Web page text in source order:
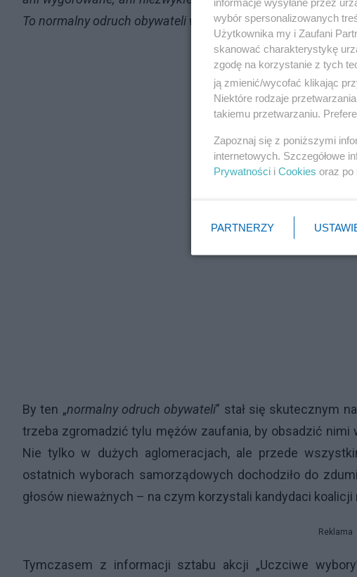
To normalny odruch obywateli wolnego i demokratycznego
By ten „normalny odruch obywateli” stał się skutecznym
trzeba zgromadzić tylu mężów zaufania, by obsadzić
Nie tylko w dużych aglomeracjach, ale przede
ostatnich wyborach samorządowych dochodziło do
głosów nieważnych – na czym korzystali kandydaci
Reklama
Tymczasem z informacji sztabu akcji „Uczciwe
wybór spersonalizowanych
Użytkownika my i Zaufani
skanować charakterystykę
zgodę na korzystanie z tych
ją zmienić/wycofać klikając
Niektóre rodzaje
takiemu przetwarzaniu.
Zapoznaj się z poniższymi
internetowych. Szczegółowe
Prywatności i Cookies oraz po
PARTNERZY